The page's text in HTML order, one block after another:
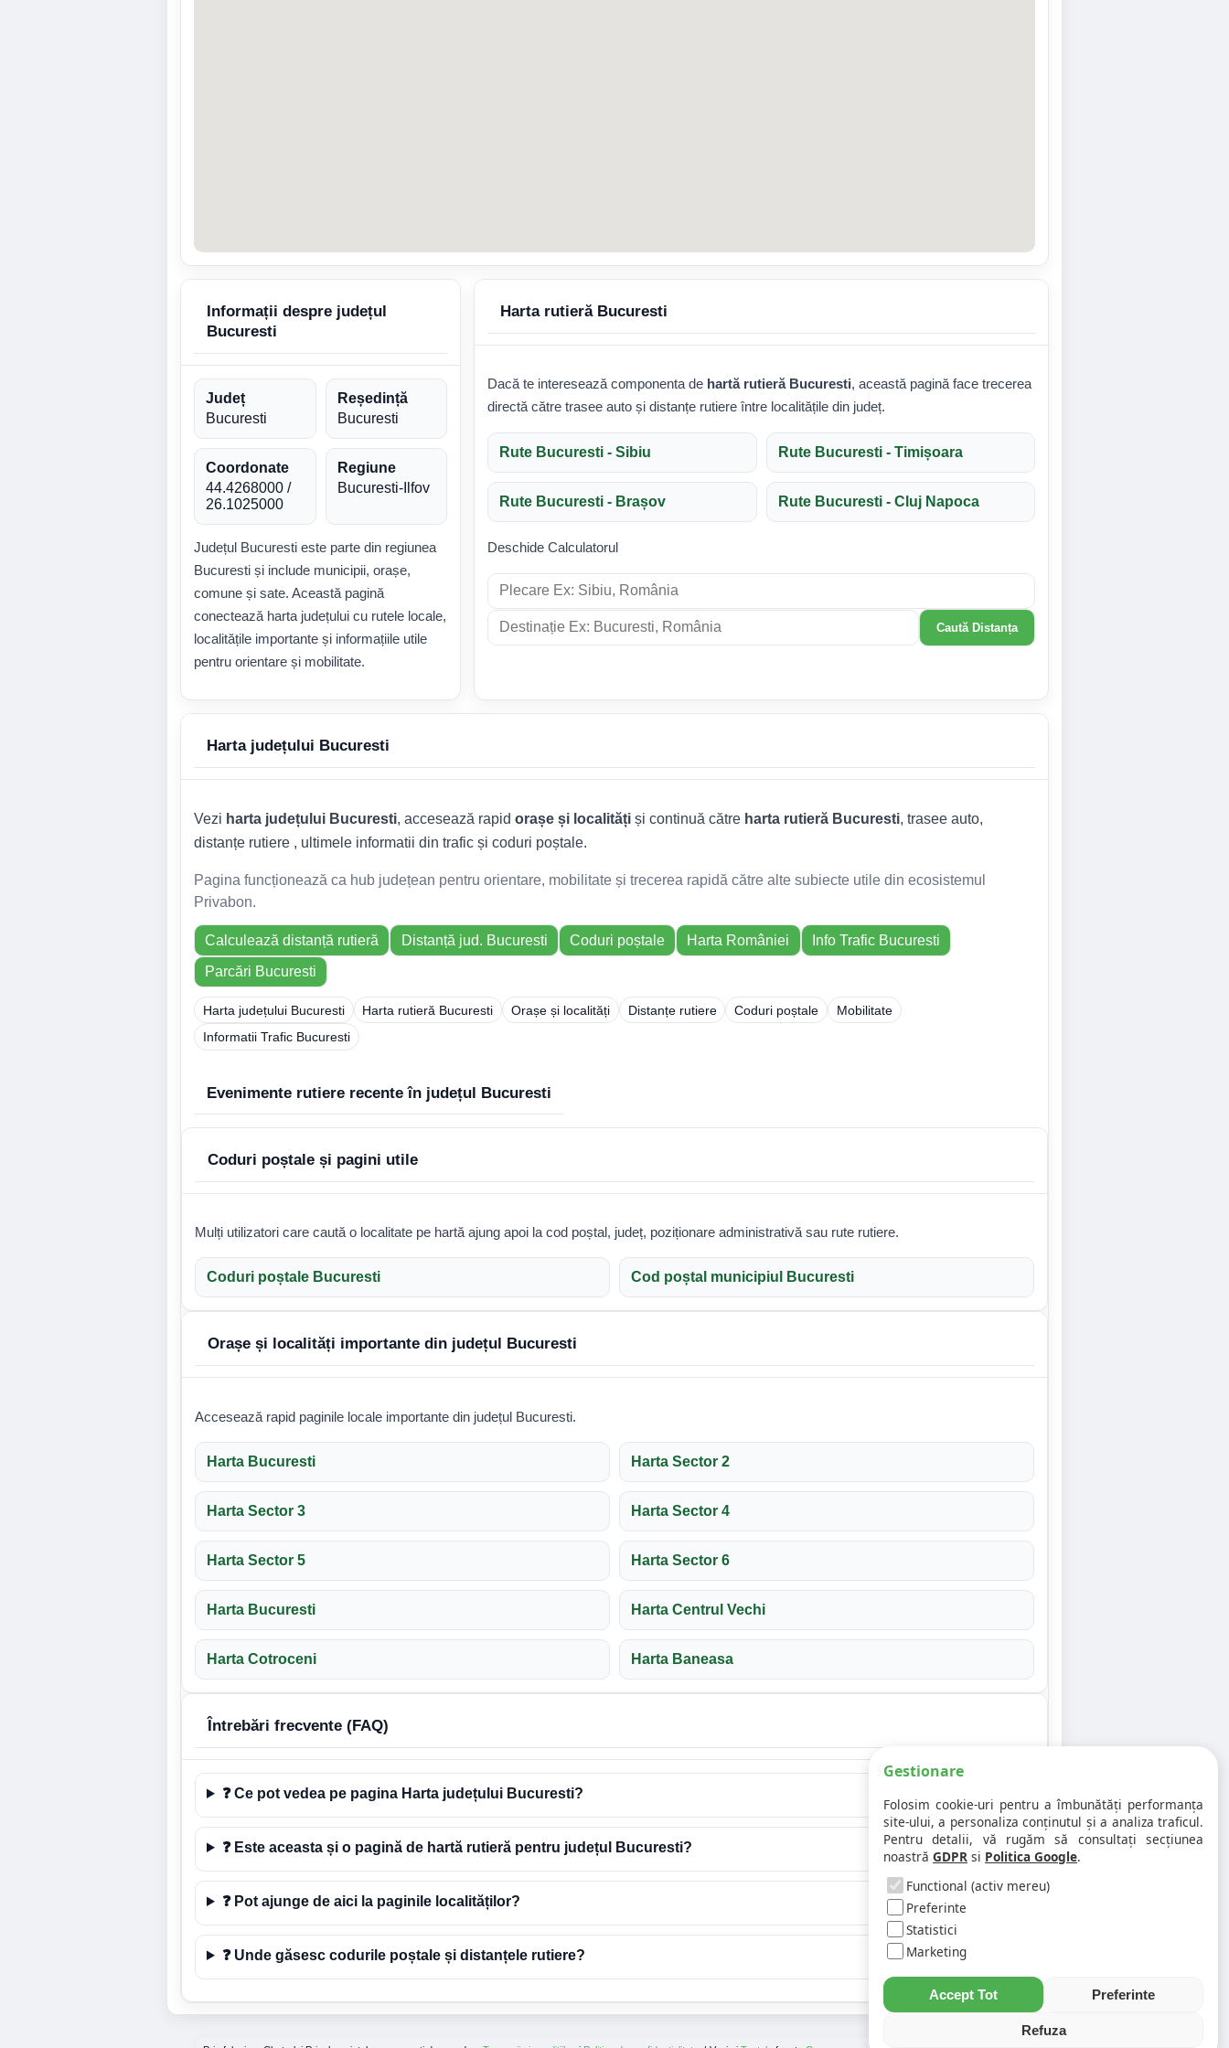
Informații despre județul
Bucuresti
Județ
Bucuresti
Reședință
Bucuresti
Coordonate
44.4268000 /
26.1025000
Regiune
Bucuresti-Ilfov
Județul Bucuresti este parte din regiunea
Bucuresti și include municipii, orașe,
comune și sate. Această pagină
conectează harta județului cu rutele locale,
localitățile importante și informațiile utile
pentru orientare și mobilitate.
Harta rutieră Bucuresti
Dacă te interesează componenta de hartă rutieră Bucuresti, această pagină face trecerea
directă către trasee auto și distanțe rutiere între localitățile din județ.
Rute Bucuresti - Sibiu Rute Bucuresti - Timișoara
Rute Bucuresti - Brașov Rute Bucuresti - Cluj Napoca
Deschide Calculatorul
Caută Distanța
Harta județului Bucuresti
Vezi harta județului Bucuresti, accesează rapid orașe și localități și continuă către harta rutieră Bucuresti, trasee auto,
distanțe rutiere , ultimele informatii din trafic și coduri poștale.
Pagina funcționează ca hub județean pentru orientare, mobilitate și trecerea rapidă către alte subiecte utile din ecosistemul
Privabon.
Calculează distanță rutieră Distanță jud. Bucuresti Coduri poștale Harta României Info Trafic Bucuresti
Parcări Bucuresti
Harta județului Bucuresti Harta rutieră Bucuresti Orașe și localități Distanțe rutiere Coduri poștale
Mobilitate
Informatii Trafic Bucuresti
Evenimente rutiere recente în județul Bucuresti
Coduri poștale și pagini utile
Mulți utilizatori care caută o localitate pe hartă ajung apoi la cod poștal, județ, poziționare administrativă sau rute rutiere.
Coduri poștale Bucuresti Cod poștal municipiul Bucuresti
Orașe și localități importante din județul Bucuresti
Accesează rapid paginile locale importante din județul Bucuresti.
Harta Bucuresti Harta Sector 2
Harta Sector 3 Harta Sector 4
Harta Sector 5 Harta Sector 6
Harta Bucuresti Harta Centrul Vechi
Harta Cotroceni Harta Baneasa
Întrebări frecvente (FAQ)
❓ Ce pot vedea pe pagina Harta județului Bucuresti?
❓ Este aceasta și o pagină de hartă rutieră pentru județul Bucuresti?
❓ Pot ajunge de aici la paginile localităților?
❓ Unde găsesc codurile poștale și distanțele rutiere?
Gestionare
Folosim cookie-uri pentru a îmbunătăți performanța
site-ului, a personaliza conținutul și a analiza traficul.
Pentru detalii, vă rugăm să consultați secțiunea
noastră GDPR si Politica Google.
Functional (activ mereu)
Preferinte
Statistici
Marketing
Accept Tot Preferinte
Refuza